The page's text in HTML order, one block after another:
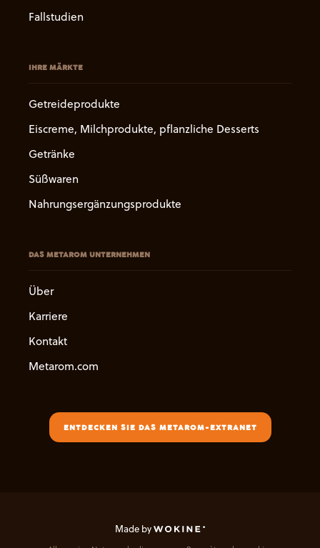
Fallstudien
IHRE MÄRKTE
Getreideprodukte
Eiscreme, Milchprodukte, pflanzliche Desserts
Getränke
Süßwaren
Nahrungsergänzungsprodukte
DAS METAROM UNTERNEHMEN
Über
Karriere
Kontakt
Metarom.com
ENTDECKEN SIE DAS METAROM-EXTRANET
Made by